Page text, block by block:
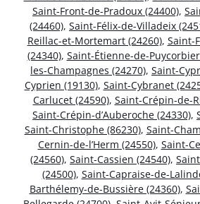
Saint-Front-de-Pradoux (24400),
(24460), Saint-Félix-de-Villadeix
Reillac-et-Mortemart (24260), Saint-
(24340), Saint-Étienne-de-
les-Champagnes (24270), Saint-
Cyprien (19130), Saint-Cybranet
Carlucet (24590), Saint-Crépin-de-
Saint-Crépin-d’Auberoche (24330),
Saint-Christophe (86230), Saint-
Cernin-de-l’Herm (24550), Saint-
(24560), Saint-Cassien (24540),
(24500), Saint-Capraise-de-
Barthélemy-de-Bussière (24360),